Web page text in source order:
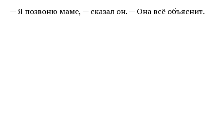
— Я позвоню маме, — сказал он. — Она всё объяснит.